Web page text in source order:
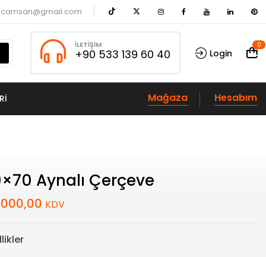
İLETIŞIM
+90 533 139 60 40 Login
0
Mağaza Hesabım
Aynalı Çerçeve
KDV